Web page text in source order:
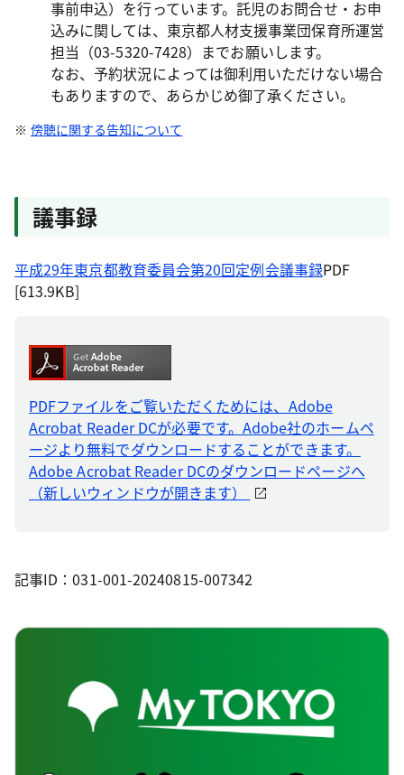
事前申込）を行っています。託児のお問合せ・お申
込みに関しては、東京都人材支援事業団保育所運営
担当（03-5320-7428）までお願いします。
なお、予約状況によっては御利用いただけない場合
もありますので、あらかじめ御了承ください。
傍聴に関する告知について
議事録
平成29年東京都教育委員会第20回定例会議事録PDF
[613.9KB]
PDFファイルをご覧いただくためには、Adobe
Acrobat Reader DCが必要です。Adobe社のホームペ
ージより無料でダウンロードすることができます。
Adobe Acrobat Reader DCのダウンロードページへ
（新しいウィンドウが開きます）
記事ID：031-001-20240815-007342